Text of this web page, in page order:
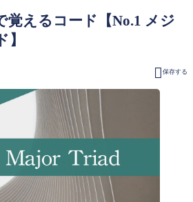
覚えるコード【No.1 メジ
 保存する